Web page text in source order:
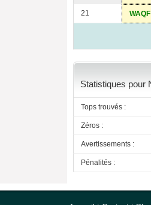
21 WAQF
Statistiques pour
Tops trouvés :
Zéros :
Avertissements :
Pénalités :